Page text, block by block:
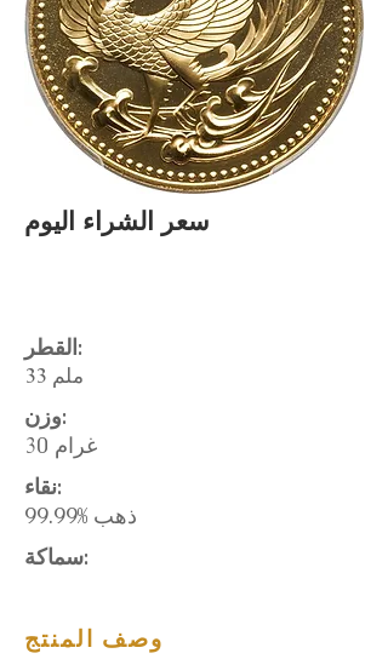
سعر الشراء اليوم
القطر:
33 ملم
وزن:
30 غرام
نقاء:
99.99% ذهب
سماكة:
وصف المنتج